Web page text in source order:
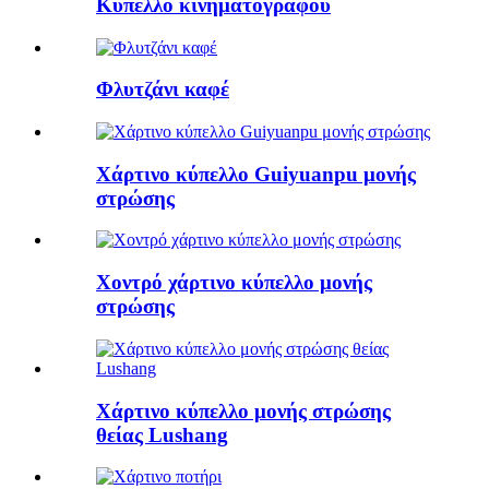
Κύπελλο κινηματογράφου
Φλυτζάνι καφέ
Χάρτινο κύπελλο Guiyuanpu μονής
στρώσης
Χοντρό χάρτινο κύπελλο μονής
στρώσης
Χάρτινο κύπελλο μονής στρώσης
θείας Lushang